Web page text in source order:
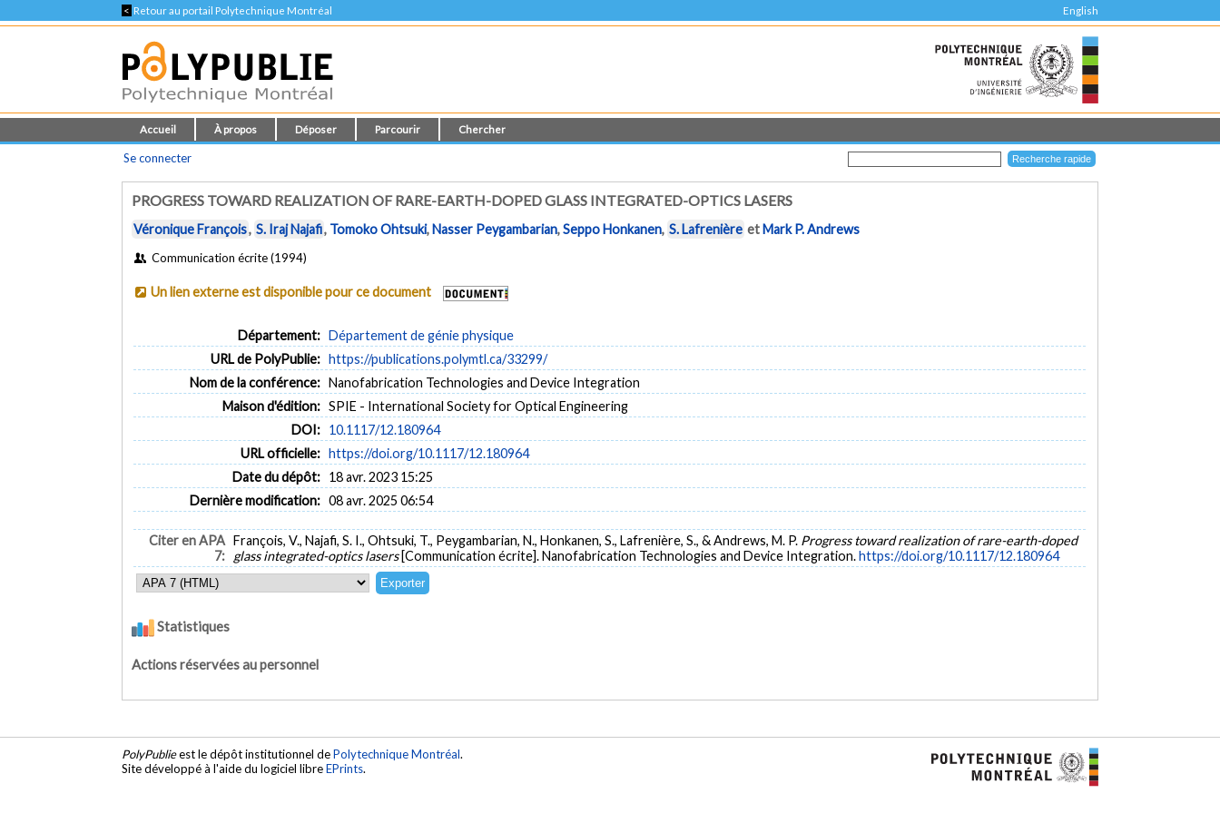
< Retour au portail Polytechnique Montréal English
Accueil À propos Déposer Parcourir Chercher
Se connecter
PROGRESS TOWARD REALIZATION OF RARE-EARTH-DOPED GLASS INTEGRATED-OPTICS LASERS
Véronique François, S. Iraj Najafi, Tomoko Ohtsuki,Nasser Peygambarian,Seppo Honkanen, S. Lafrenière etMark P. Andrews
Communication écrite (1994)
Un lien externe est disponible pour ce document
Département: Département de génie physique
URL de PolyPublie: https://publications.polymtl.ca/33299/
Nom de la conférence: Nanofabrication Technologies and Device Integration
Maison d'édition: SPIE - International Society for Optical Engineering
DOI: 10.1117/12.180964
URL officielle: https://doi.org/10.1117/12.180964
Date du dépôt: 18 avr. 2023 15:25
Dernière modification: 08 avr. 2025 06:54
Citer en APA
7:
François, V., Najafi, S. I., Ohtsuki, T., Peygambarian, N., Honkanen, S., Lafrenière, S., & Andrews, M. P. Progress toward realization of rare-earth-doped
glass integrated-optics lasers [Communication écrite]. Nanofabrication Technologies and Device Integration.https://doi.org/10.1117/12.180964
Statistiques
Actions réservées au personnel
PolyPublieest le dépôt institutionnel dePolytechnique Montréal.
Site développé à l'aide du logiciel libreEPrints.